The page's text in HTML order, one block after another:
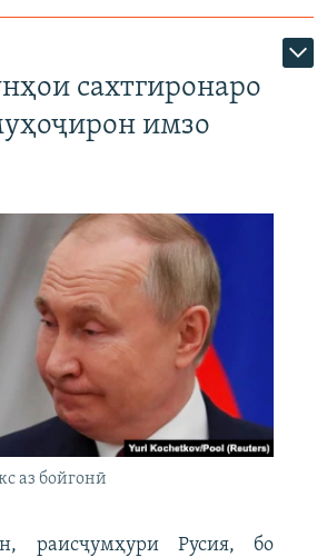
сахтгиронаро
имзо
аз бойгонӣ
раисҷумҳури Русия, бо